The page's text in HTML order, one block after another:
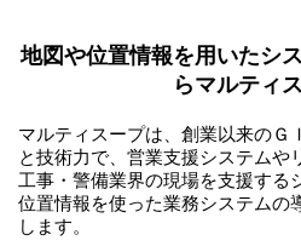
地図や位置情報を用いたシ
らマルティ
マルティスープは、創業以来のＧ
と技術力で、営業支援システムや
工事・警備業界の現場を支援する
位置情報を使った業務システムの
します。